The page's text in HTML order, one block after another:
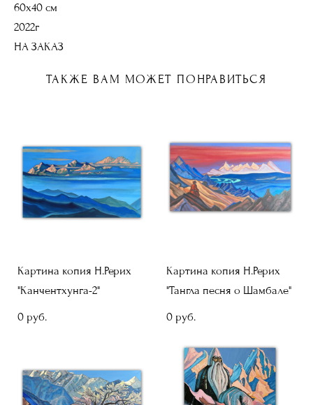
60х40 см
2022г
НА ЗАКАЗ
ТАКЖЕ ВАМ МОЖЕТ ПОНРАВИТЬСЯ
Картина копия Н.Рерих
"Канчентхунга-2"
0 pуб.
Картина копия Н.Рерих
"Тангла песня о Шамбале"
0 pуб.